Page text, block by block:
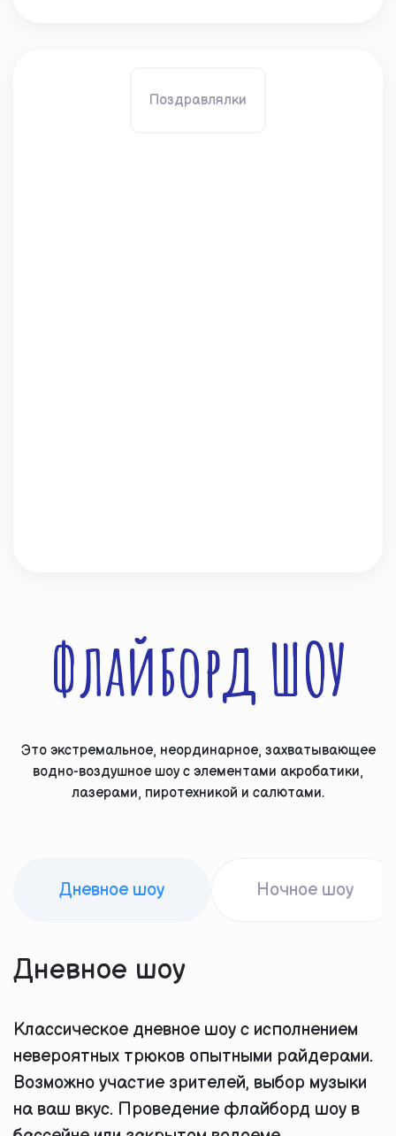
Поздравлялки
Флайборд ШОУ
Это экстремальное, неординарное, захватывающее
водно-воздушное шоу с элементами акробатики,
лазерами, пиротехникой и салютами.
Дневное шоу Ночное шоу
Дневное шоу
Классическое дневное шоу с исполнением
невероятных трюков опытными райдерами.
Возможно участие зрителей, выбор музыки
на ваш вкус. Проведение флайборд шоу в